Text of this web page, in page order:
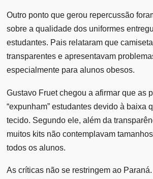
Outro ponto que gerou repercussão
sobre a qualidade dos uniformes
estudantes. Pais relataram que
transparentes e apresentavam
especialmente para alunos obesos.
Gustavo Fruet chegou a afirmar que as
“expunham” estudantes devido à baixa
tecido. Segundo ele, além da
muitos kits não contemplavam
todos os alunos.
As críticas não se restringem ao